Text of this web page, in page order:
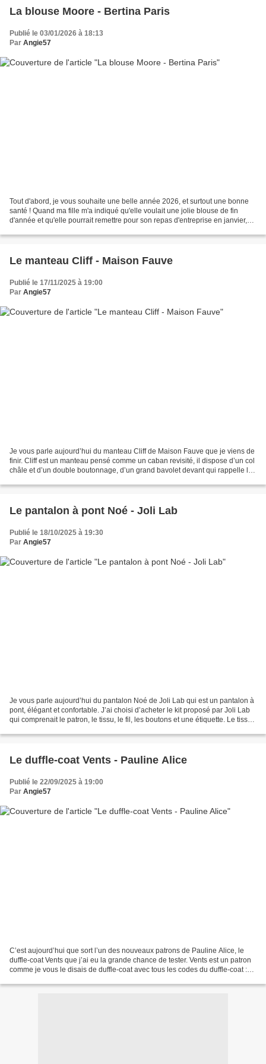
La blouse Moore - Bertina Paris
Publié le 03/01/2026 à 18:13
Par Angie57
Tout d'abord, je vous souhaite une belle année 2026, et surtout une bonne
santé ! Quand ma fille m'a indiqué qu'elle voulait une jolie blouse de fin
d'année et qu'elle pourrait remettre pour son repas d'entreprise en janvier,
Le manteau Cliff - Maison Fauve
Publié le 17/11/2025 à 19:00
Par Angie57
Je vous parle aujourd’hui du manteau Cliff de Maison Fauve que je viens de
finir. Cliff est un manteau pensé comme un caban revisité, il dispose d’un col
châle et d’un double boutonnage, d’un grand bavolet devant qui rappelle les
Le pantalon à pont Noé - Joli Lab
Publié le 18/10/2025 à 19:30
Par Angie57
Je vous parle aujourd’hui du pantalon Noé de Joli Lab qui est un pantalon à
pont, élégant et confortable. J’ai choisi d’acheter le kit proposé par Joli Lab
qui comprenait le patron, le tissu, le fil, les boutons et une étiquette. Le tissu
Le duffle-coat Vents - Pauline Alice
Publié le 22/09/2025 à 19:00
Par Angie57
C’est aujourd’hui que sort l’un des nouveaux patrons de Pauline Alice, le
duffle-coat Vents que j’ai eu la grande chance de tester. Vents est un patron
comme je vous le disais de duffle-coat avec tous les codes du duffle-coat :